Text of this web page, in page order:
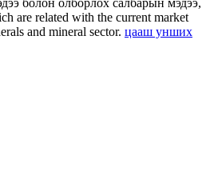
болон олборлох салбарын мэдээ,
are related with the current market
and mineral sector. цааш унших